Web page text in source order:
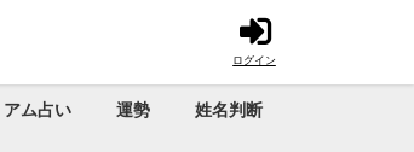
ログイン
アム占い 運勢 姓名判断